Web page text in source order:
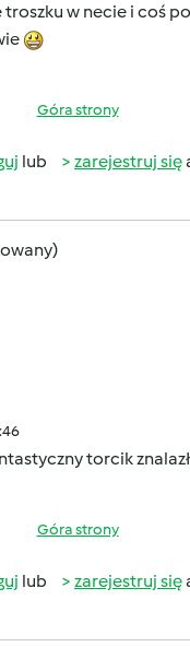
troszku w necie i coś
Góra strony
lub zarejestruj się
torcik
Góra strony
lub zarejestruj się